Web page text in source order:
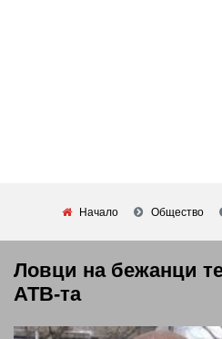
Начало Общество
Ловци на бежанци
АТВ-та